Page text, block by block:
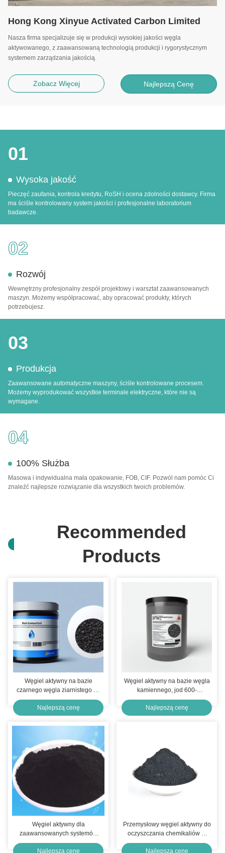
Hong Kong Xinyue Activated Carbon Limited
Nasza firma specjalizuje się w produkcji wysokiej jakości węgla
aktywowanego, z zaawansowaną technologią produkcji i rygorystycznym
systemem zarządzania jakością.
Zobacz Więcej Najlepszą Cenę
01
Wysoka jakość
Pieczęć zaufania, kontrola kredytu, RoSH i ocena zdolności dostawcy. Firma
ma ściśle kontrolowany system jakości i profesjonalne laboratorium
badawcze.
02
Rozwój
Wewnętrzny profesjonalny zespół projektowy i warsztat zaawansowanych
maszyn. Możemy współpracować, aby opracować produkty, których
potrzebujesz.
03
Produkcja
Zaawansowane automatyczne maszyny, ściśle kontrolowane procesem.
Możemy wyprodukować wszystkie terminale elektryczne, które nie są
wymagane.
04
100% Służba
Masowa i indywidualna mała opakowanie, FOB, CIF. Pozwól nam pomóc Ci
znaleźć najlepsze rozwiązanie dla wszystkich twoich problemów.
Recommended
Products
Węgiel aktywny na bazie
czarnego węgla ziarnistego do
adsorpcji niebieskiego metylu
Najlepszą cenę
Węgiel aktywny na bazie węgla
kamiennego, jod 600-
1000mg/g, granulowany 1,5mm
Najlepszą cenę
Węgiel aktywny dla
zaawansowanych systemów
oczyszczania wody / wody
filtrowanej
Najlepszą cenę
Przemysłowy węgiel aktywny do
oczyszczania chemikaliów w
przemyśle farmaceutycznym
Najlepszą cenę